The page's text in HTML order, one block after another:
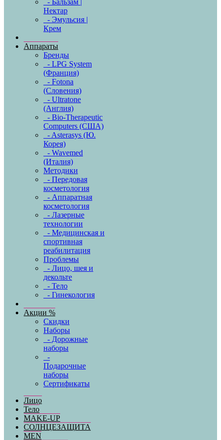
- Бальзам |
Нектар
- Эмульсия |
Крем
Аппараты
Бренды
- LPG System
(Франция)
- Fotona
(Словения)
- Ultratone
(Англия)
- Bio-Therapeutic
Computers (США)
- Asterasys (Ю.
Корея)
- Wavemed
(Италия)
Методики
- Передовая
косметология
- Аппаратная
косметология
- Лазерные
технологии
- Медицинская и
спортивная
реабилитация
Проблемы
- Лицо, шея и
декольте
- Тело
- Гинекология
Акции %
Скидки
Наборы
- Дорожные
наборы
-
Подарочные
наборы
Сертификаты
Лицо
Тело
MAKE-UP
СОЛНЦЕЗАЩИТА
MEN